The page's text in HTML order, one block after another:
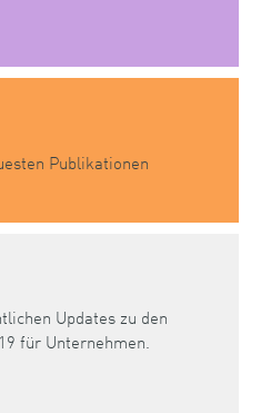
Publikationen
Updates zu den
für Unternehmen.